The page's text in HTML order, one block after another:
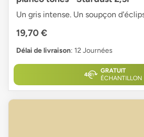
Un gris intense. Un soupçon
19,70 €
Délai de livraison: 12 Journées
GRATUIT
ÉCHANTILLON